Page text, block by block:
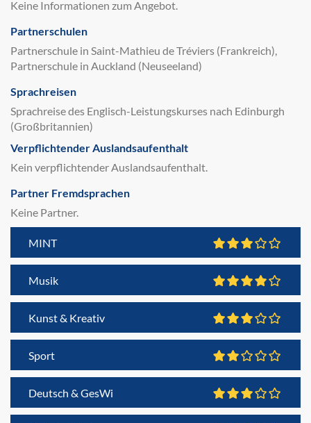
Keine Informationen zum Angebot.
Partnerschulen
Partnerschule in Saint-Mathieu de Tréviers (Frankreich),
Partnerschule in Auckland (Neuseeland)
Sprachreisen
Sprachreise des Englisch-Leistungskurses nach Edinburgh
(Großbritannien)
Verpflichtender Auslandsaufenthalt
Kein verpflichtender Auslandsaufenthalt.
Partner Fremdsprachen
Keine Partner.
MINT
Musik
Kunst & Kreativ
Sport
Deutsch & GesWi